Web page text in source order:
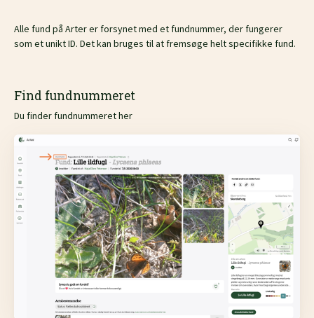
Alle fund på Arter er forsynet med et fundnummer, der fungerer
som et unikt ID. Det kan bruges til at fremsøge helt specifikke fund.
Find fundnummeret
Du finder fundnummeret her